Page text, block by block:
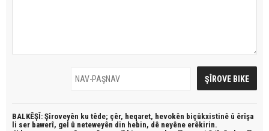
BALKÊŞÎ: Şîroveyên ku têde; çêr, heqaret, hevokên biçûkxistinê û êrîşa
li ser bawerî, gel û neteweyên din hebin, dê neyêne erêkirin.